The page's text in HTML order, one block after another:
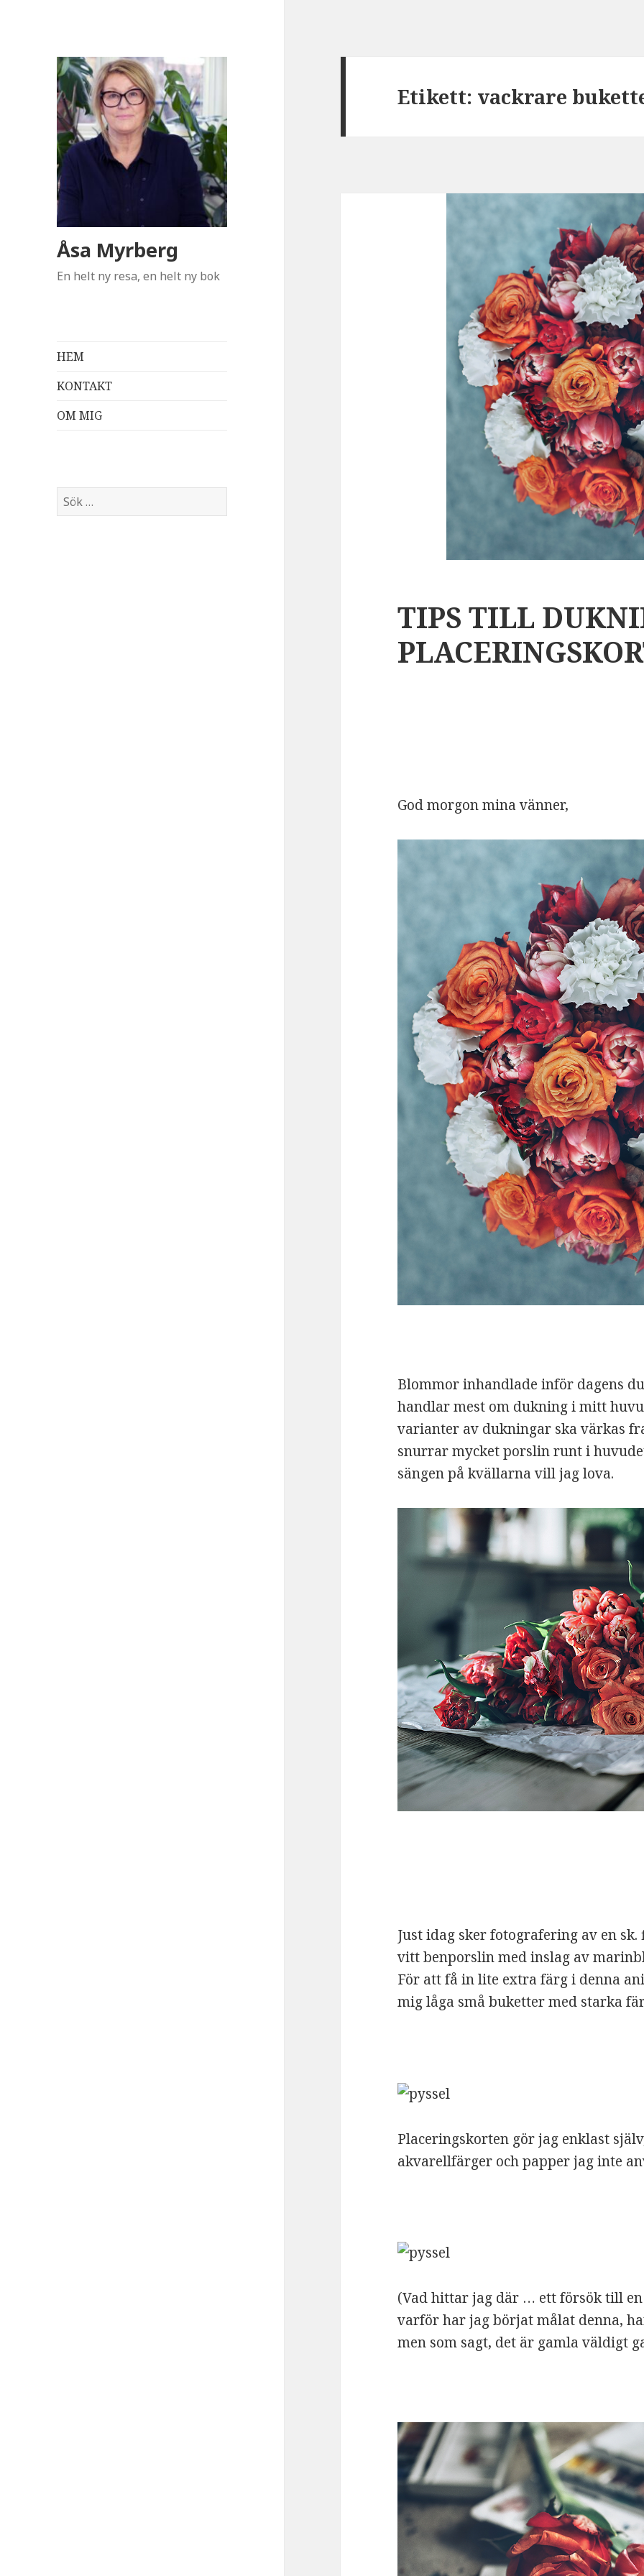
Åsa Myrberg
En helt ny resa, en helt ny bok
HEM
KONTAKT
OM MIG
Sök
efter:
Etikett: vackrare
TIPS TILL
God morgon mina vänner,
Blommor inhandlade inför dagens
handlar mest om dukning i mitt
varianter av dukningar ska värkas
snurrar mycket porslin runt i
sängen på kvällarna vill jag lova.
Just idag sker fotografering av en
vitt benporslin med inslag av
För att få in lite extra färg i denna
mig låga små buketter med starka
Placeringskorten gör jag enklast
akvarellfärger och papper jag inte
(Vad hittar jag där … ett försök till
varför har jag börjat målat denna,
men som sagt, det är gamla väldigt